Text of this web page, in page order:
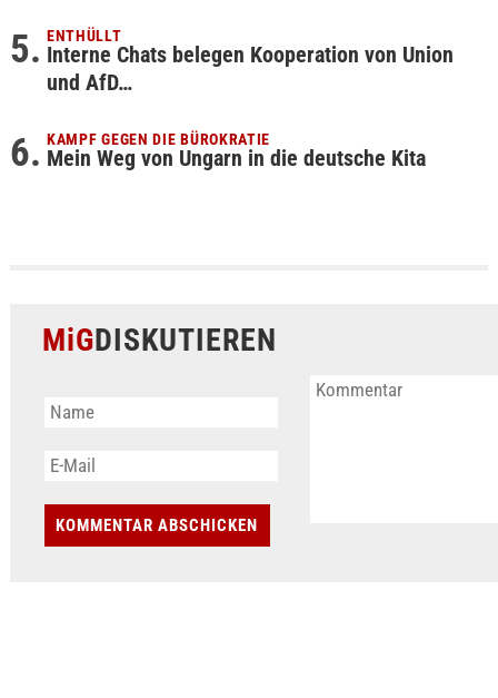
ENTHÜLLT
Interne Chats belegen Kooperation von Union
und AfD…
KAMPF GEGEN DIE BÜROKRATIE
Mein Weg von Ungarn in die deutsche Kita
MiGDISKUTIEREN